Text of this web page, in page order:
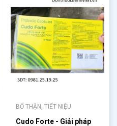
BỔ THẬN, TIẾT NIỆU
Cudo Forte - Giải pháp